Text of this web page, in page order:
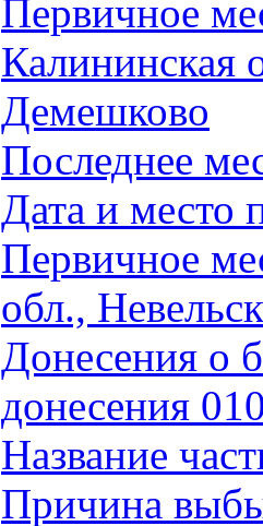
Первичное
Калининская
Демешково
Последнее
Дата и место
Первичное
обл.,
Донесения о
донесения
Название
Причина